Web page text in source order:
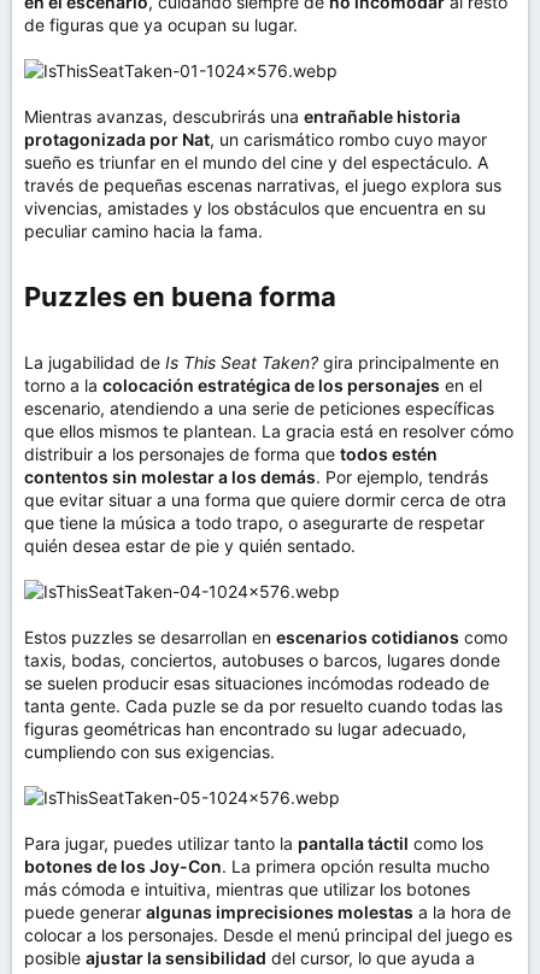
de figuras que ya ocupan su lugar.
Mientras avanzas, descubrirás una entrañable historia
protagonizada por Nat, un carismático rombo cuyo mayor
sueño es triunfar en el mundo del cine y del espectáculo. A
través de pequeñas escenas narrativas, el juego explora sus
vivencias, amistades y los obstáculos que encuentra en su
peculiar camino hacia la fama.
Puzzles en buena forma​
La jugabilidad de Is This Seat Taken? gira principalmente en
torno a la colocación estratégica de los personajes en el
escenario, atendiendo a una serie de peticiones específicas
que ellos mismos te plantean. La gracia está en resolver cómo
distribuir a los personajes de forma que todos estén
contentos sin molestar a los demás. Por ejemplo, tendrás
que evitar situar a una forma que quiere dormir cerca de otra
que tiene la música a todo trapo, o asegurarte de respetar
quién desea estar de pie y quién sentado.
Estos puzzles se desarrollan en escenarios cotidianos como
taxis, bodas, conciertos, autobuses o barcos, lugares donde
se suelen producir esas situaciones incómodas rodeado de
tanta gente. Cada puzle se da por resuelto cuando todas las
figuras geométricas han encontrado su lugar adecuado,
cumpliendo con sus exigencias.
Para jugar, puedes utilizar tanto la pantalla táctil como los
botones de los Joy-Con. La primera opción resulta mucho
más cómoda e intuitiva, mientras que utilizar los botones
puede generar algunas imprecisiones molestas a la hora de
colocar a los personajes. Desde el menú principal del juego es
posible ajustar la sensibilidad del cursor, lo que ayuda a